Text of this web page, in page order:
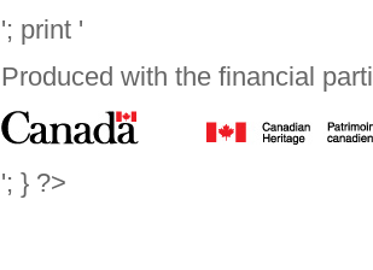
'; print '
Produced with the financial
'; } ?>